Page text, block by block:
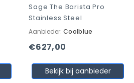
Sage The Barista Pro
Stainless Steel
Aanbieder: Coolblue
€627,00
Bekijk bij aanbieder